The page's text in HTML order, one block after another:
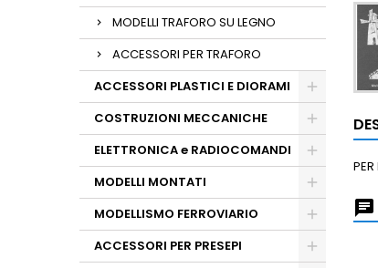
MODELLI TRAFORO SU LEGNO
ACCESSORI PER TRAFORO
ACCESSORI PLASTICI E DIORAMI
COSTRUZIONI MECCANICHE
ELETTRONICA e RADIOCOMANDI
MODELLI MONTATI
MODELLISMO FERROVIARIO
ACCESSORI PER PRESEPI